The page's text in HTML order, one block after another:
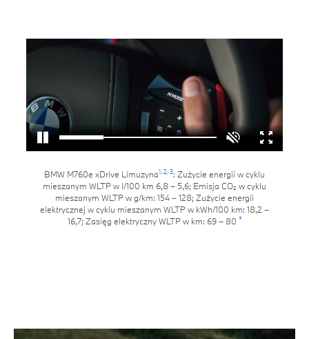
BMW M760e xDrive Limuzyna1,2,3: Zużycie energii w cyklu
mieszanym WLTP w l/100 km 6,8 – 5,6; Emisja CO₂ w cyklu
mieszanym WLTP w g/km: 154 – 128; Zużycie energii
elektrycznej w cyklu mieszanym WLTP w kWh/100 km: 18,2 –
16,7; Zasięg elektryczny WLTP w km: 69 – 80 *